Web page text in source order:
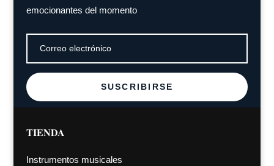
emocionantes del momento
SUSCRIBIRSE
TIENDA
Instrumentos musicales